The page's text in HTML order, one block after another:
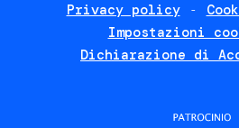
Privacy policy
Impostazioni
Dichiarazione di